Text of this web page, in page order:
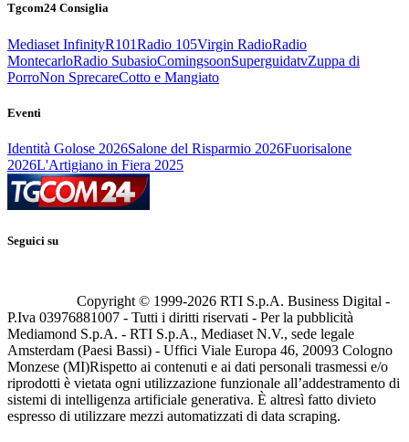
Tgcom24 Consiglia
Mediaset InfinityR101Radio 105Virgin RadioRadio
MontecarloRadio SubasioComingsoonSuperguidatvZuppa di
PorroNon SprecareCotto e Mangiato
Eventi
Identità Golose 2026Salone del Risparmio 2026Fuorisalone
2026L'Artigiano in Fiera 2025
Seguici su
Copyright © 1999-2026 RTI S.p.A. Business Digital -
P.Iva 03976881007 - Tutti i diritti riservati - Per la pubblicità
Mediamond S.p.A. - RTI S.p.A., Mediaset N.V., sede legale
Amsterdam (Paesi Bassi) - Uffici Viale Europa 46, 20093 Cologno
Monzese (MI)Rispetto ai contenuti e ai dati personali trasmessi e/o
riprodotti è vietata ogni utilizzazione funzionale all’addestramento di
sistemi di intelligenza artificiale generativa. È altresì fatto divieto
espresso di utilizzare mezzi automatizzati di data scraping.